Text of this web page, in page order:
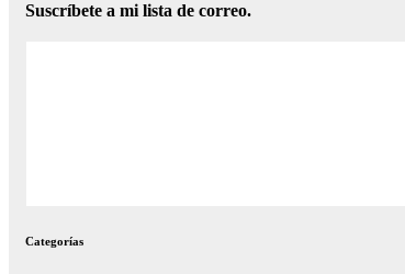
Suscríbete a mi lista de correo.
Categorías